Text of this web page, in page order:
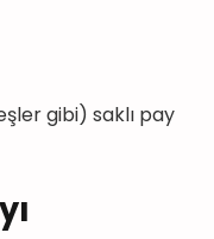
gibi) saklı pay